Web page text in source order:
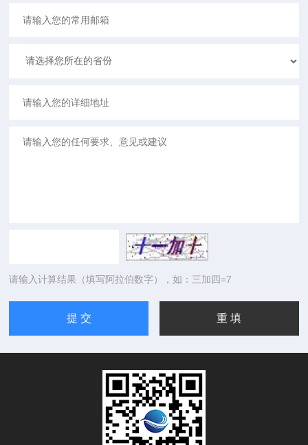
请输入计算结果（填写阿拉伯数字），如：三加四=7